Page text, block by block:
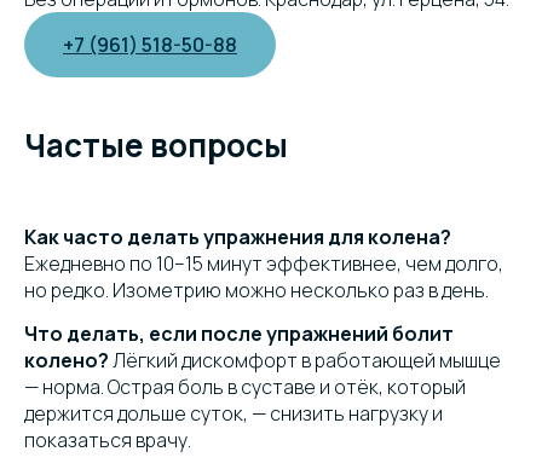
+7 (961) 518-50-88
Частые вопросы
Как часто делать упражнения для колена?
Ежедневно по 10–15 минут эффективнее, чем долго,
но редко. Изометрию можно несколько раз в день.
Что делать, если после упражнений болит
колено?Лёгкий дискомфорт в работающей мышце
— норма. Острая боль в суставе и отёк, который
держится дольше суток, — снизить нагрузку и
показаться врачу.